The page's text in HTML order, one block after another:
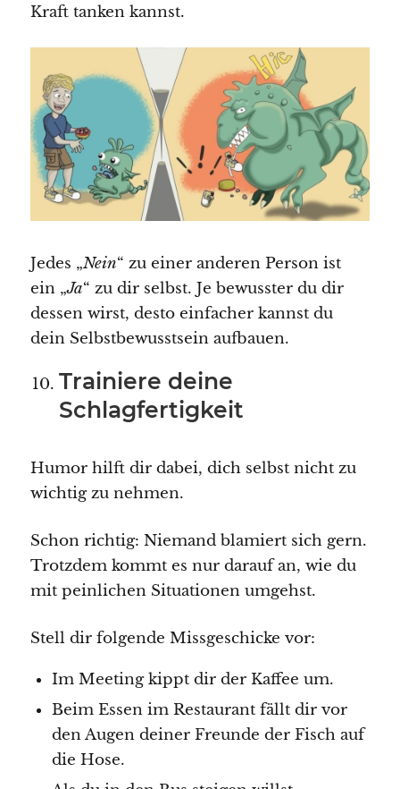
Kraft tanken kannst.
Jedes „Nein“ zu einer anderen Person ist
ein „Ja“ zu dir selbst. Je bewusster du dir
dessen wirst, desto einfacher kannst du
dein Selbstbewusstsein aufbauen.
Trainiere deine
Schlagfertigkeit
Humor hilft dir dabei, dich selbst nicht zu
wichtig zu nehmen.
Schon richtig: Niemand blamiert sich gern.
Trotzdem kommt es nur darauf an, wie du
mit peinlichen Situationen umgehst.
Stell dir folgende Missgeschicke vor:
Im Meeting kippt dir der Kaffee um.
Beim Essen im Restaurant fällt dir vor
den Augen deiner Freunde der Fisch auf
die Hose.